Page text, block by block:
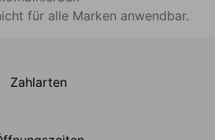
für alle Marken anwendbar.
Zahlarten